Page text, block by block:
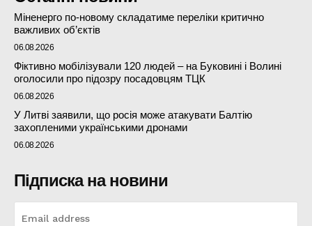
Міненерго по-новому складатиме переліки критично
важливих об’єктів
06.08.2026
Фіктивно мобілізували 120 людей – на Буковині і Волині
оголосили про підозру посадовцям ТЦК
06.08.2026
У Литві заявили, що росія може атакувати Балтію
захопленими українськими дронами
06.08.2026
Підписка на новини